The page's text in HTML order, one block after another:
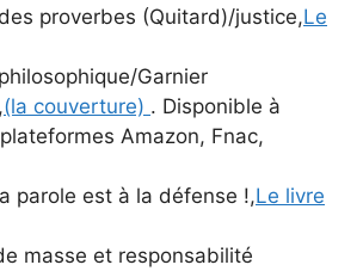
proverbes (Quitard)/justice,Le
Garnier
(la couverture) . Disponible à
Amazon, Fnac,
parole est à la défense !,Le livre
masse et responsabilité